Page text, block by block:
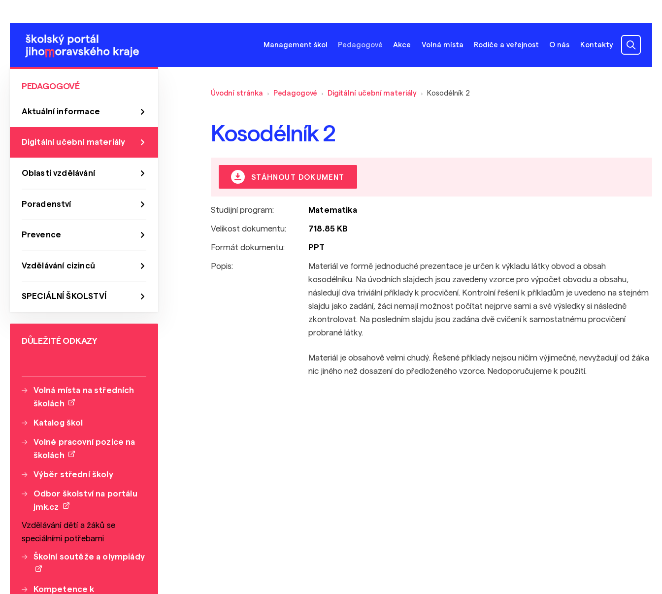
Management škol Pedagogové Akce Volná místa Rodiče a veřejnost O nás Kontakty
Úvodní stránka Pedagogové Digitální učební materiály Kosodélník 2
Kosodélník 2
STÁHNOUT DOKUMENT
Studijní program: Matematika
Velikost dokumentu: 718.85 KB
Formát dokumentu: PPT
Popis:
Materiál ve formě jednoduché prezentace je určen k výkladu látky obvod a obsah
kosodélníku. Na úvodních slajdech jsou zavedeny vzorce pro výpočet obvodu a obsahu,
následují dva triviální příklady k procvičení. Kontrolní řešení k příkladům je uvedeno na stejném
slajdu jako zadání, žáci nemají možnost počítat nejprve sami a své výsledky si následně
zkontrolovat. Na posledním slajdu jsou zadána dvě cvičení k samostatnému procvičení
probrané látky.
Materiál je obsahově velmi chudý. Řešené příklady nejsou ničím výjimečné, nevyžadují od žáka
nic jiného než dosazení do předloženého vzorce. Nedoporučujeme k použití.
PEDAGOGOVÉ
Aktuální informace
Digitální učební materiály
Oblasti vzdělávání
Poradenství
Prevence
Vzdělávání cizinců
SPECIÁLNÍ ŠKOLSTVÍ
DŮLEŽITÉ ODKAZY
Volná místa na středních
školách
Katalog škol
Volné pracovní pozice na
školách
Výběr střední školy
Odbor školství na portálu
jmk.cz
Vzdělávání dětí a žáků se
speciálními potřebami
Školní soutěže a olympiády
Kompetence k